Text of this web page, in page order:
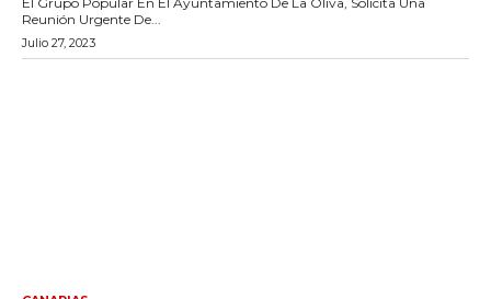
Reunión Urgente De...
Julio 27, 2023